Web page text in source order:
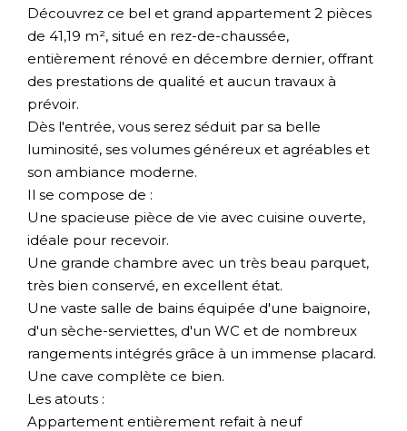
Découvrez ce bel et grand appartement 2 pièces
de 41,19 m², situé en rez-de-chaussée,
entièrement rénové en décembre dernier, offrant
des prestations de qualité et aucun travaux à
prévoir.
Dès l'entrée, vous serez séduit par sa belle
luminosité, ses volumes généreux et agréables et
son ambiance moderne.
Il se compose de :
Une spacieuse pièce de vie avec cuisine ouverte,
idéale pour recevoir.
Une grande chambre avec un très beau parquet,
très bien conservé, en excellent état.
Une vaste salle de bains équipée d'une baignoire,
d'un sèche-serviettes, d'un WC et de nombreux
rangements intégrés grâce à un immense placard.
Une cave complète ce bien.
Les atouts :
Appartement entièrement refait à neuf